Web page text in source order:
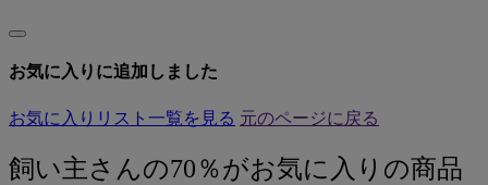
お気に入りに追加しました
お気に入りリスト一覧を見る 元のページに戻る
飼い主さんの70％がお気に入りの商品